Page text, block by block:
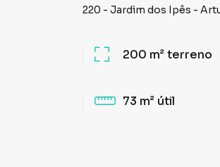
220 - Jardim dos Ipês -
200 m²terreno
73 m² útil